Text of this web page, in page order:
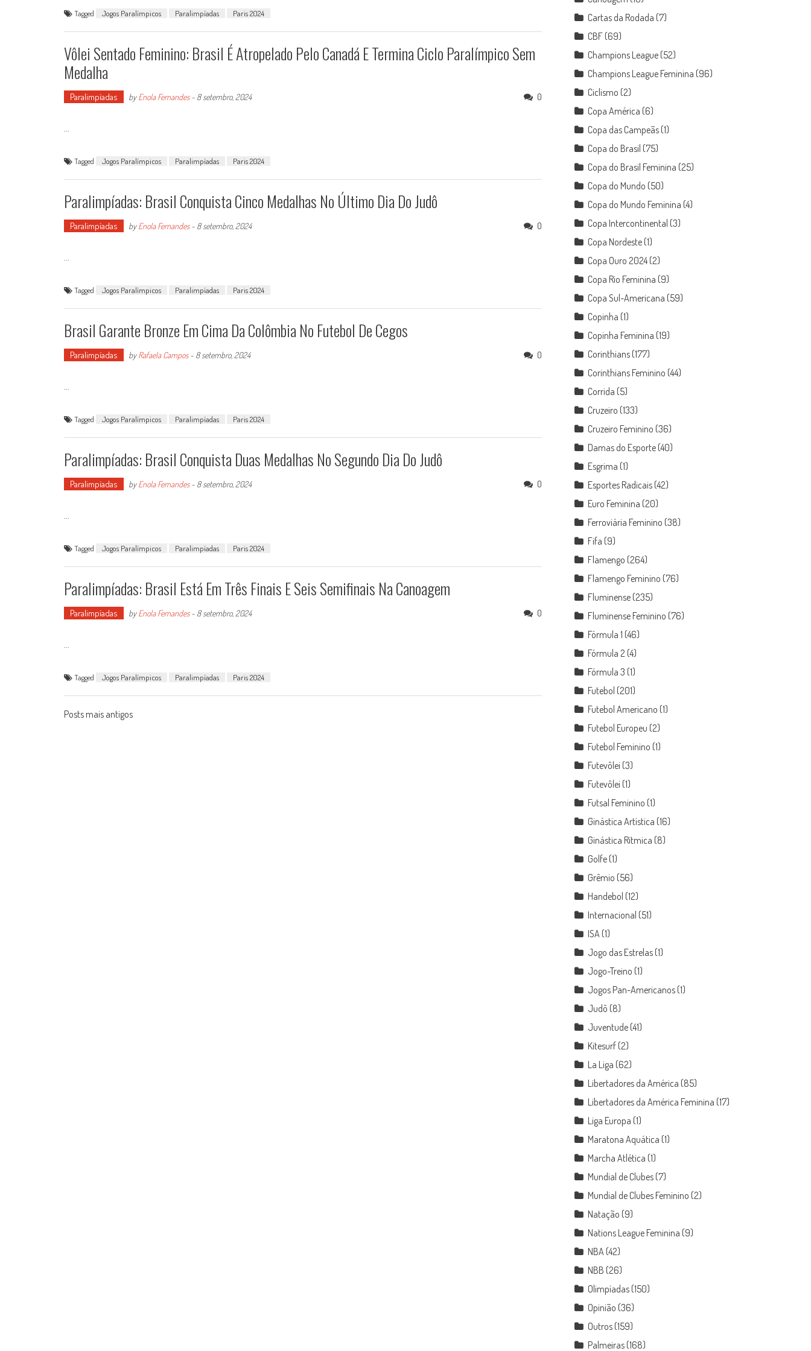
Tagged Jogos Paralímpicos Paralimpíadas Paris 2024
Vôlei Sentado Feminino: Brasil É Atropelado Pelo Canadá E Termina Ciclo Paralímpico Sem
Medalha
Paralimpíadas byEnola Fernandes- 8 setembro, 2024 0
...
Tagged Jogos Paralímpicos Paralimpíadas Paris 2024
Paralimpíadas: Brasil Conquista Cinco Medalhas No Último Dia Do Judô
Paralimpíadas byEnola Fernandes- 8 setembro, 2024 0
...
Tagged Jogos Paralímpicos Paralimpíadas Paris 2024
Brasil Garante Bronze Em Cima Da Colômbia No Futebol De Cegos
Paralimpíadas byRafaela Campos- 8 setembro, 2024 0
...
Tagged Jogos Paralímpicos Paralimpíadas Paris 2024
Paralimpíadas: Brasil Conquista Duas Medalhas No Segundo Dia Do Judô
Paralimpíadas byEnola Fernandes- 8 setembro, 2024 0
...
Tagged Jogos Paralímpicos Paralimpíadas Paris 2024
Paralimpíadas: Brasil Está Em Três Finais E Seis Semifinais Na Canoagem
Paralimpíadas byEnola Fernandes- 8 setembro, 2024 0
...
Tagged Jogos Paralímpicos Paralimpíadas Paris 2024
Posts
Posts mais antigos
Cartas da Rodada (7)
CBF (69)
Champions League (52)
Champions League Feminina (96)
Ciclismo (2)
Copa América (6)
Copa das Campeãs (1)
Copa do Brasil (75)
Copa do Brasil Feminina (25)
Copa do Mundo (50)
Copa do Mundo Feminina (4)
Copa Intercontinental (3)
Copa Nordeste (1)
Copa Ouro 2024(2)
Copa Rio Feminina (9)
Copa Sul-Americana (59)
Copinha (1)
Copinha Feminina (19)
Corinthians (177)
Corinthians Feminino (44)
Corrida (5)
Cruzeiro (133)
Cruzeiro Feminino (36)
Damas do Esporte (40)
Esgrima (1)
Esportes Radicais (42)
Euro Feminina (20)
Ferroviária Feminino (38)
Fifa (9)
Flamengo (264)
Flamengo Feminino (76)
Fluminense (235)
Fluminense Feminino (76)
Fórmula 1 (46)
Fórmula 2 (4)
Fórmula 3 (1)
Futebol (201)
Futebol Americano (1)
Futebol Europeu (2)
Futebol Feminino (1)
Futevôlei (3)
Futevôlei (1)
Futsal Feminino (1)
Ginástica Artística (16)
Ginástica Rítmica (8)
Golfe (1)
Grêmio (56)
Handebol (12)
Internacional (51)
ISA (1)
Jogo das Estrelas (1)
Jogo-Treino (1)
Jogos Pan-Americanos (1)
Judô (8)
Juventude (41)
Kitesurf (2)
La Liga (62)
Libertadores da América (85)
Libertadores da América Feminina (17)
Liga Europa (1)
Maratona Aquática (1)
Marcha Atlética (1)
Mundial de Clubes (7)
Mundial de Clubes Feminino (2)
Natação (9)
Nations League Feminina (9)
NBA (42)
NBB (26)
Olimpíadas (150)
Opinião (36)
Outros (159)
Palmeiras (168)